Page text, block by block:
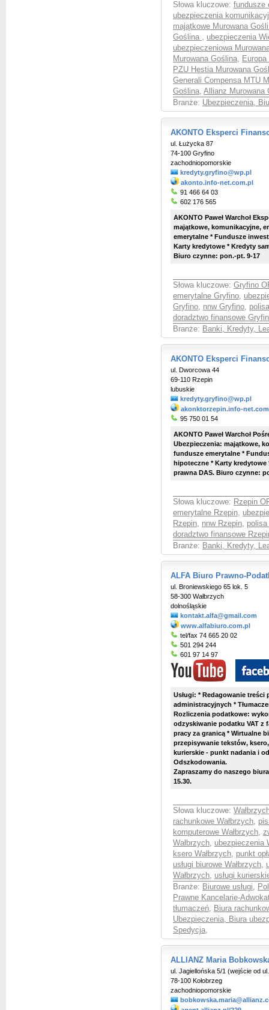
Słowa kluczowe: fundusze
ubezpieczenia
majątkowe Murowana
Goślina , ubezpieczenia
ubezpieczeniowa
Murowana Goślina,
PZU Hestia Murowana
Generali Compensa MTU
Goślina, Allianz Murowana
Branże: Ubezpieczenia,
AKONTO Eksperci
ul. Łużycka 87
74-100 Gryfino
zachodniopomorskie
kredyty.gryfino@wp.pl
akonto.info-net.com.pl
91 466 64 03
602 176 565
AKONTO Paweł Warchoł
majątkowe, komunikacyjne,
emerytalne * Fundusze
Karty kredytowe * Kredyty
Biuro czynne: pon.-pt. 9-17
Słowa kluczowe: Gryfino
emerytalne Gryfino,
Gryfino, nnw Gryfino,
doradztwo finansowe
Branże: Banki, Kredyty,
AKONTO Eksperci
ul. Dworcowa 44
69-110 Rzepin
lubuskie
kredyty.gryfino@wp.pl
akonktorzepin.info-
95 750 01 54
AKONTO Paweł Warchoł
Ubezpieczenia: majątkowe,
fundusze emerytalne *
hipoteczne * Karty
prawna DAS. Biuro czynne:
Słowa kluczowe: Rzepin
emerytalne Rzepin,
Rzepin, nnw Rzepin,
doradztwo finansowe
Branże: Banki, Kredyty,
ALFA Biuro Prawno-
ul. Broniewskiego 65 lok. 5
58-300 Wałbrzych
dolnośląskie
kontakt.alfa@gmail.com
www.alfabiuro.com.pl
tel/fax 74 665 20 02
501 294 244
601 97 14 97
Usługi: * Redagowanie treści
administracyjnych *
Rozliczenia podatkowe:
odzyskiwanie podatku VAT z
pracy za granicą * Wirtualne
przepisywanie tekstów,
kurierskie - punkt nadania i
Odszkodowania.
Zapraszamy do naszego
15.30.
Słowa kluczowe:
rachunkowe Wałbrzych,
komputerowe Wałbrzych,
Wałbrzych, ubezpieczenia
ksero Wałbrzych, punkt
usługi biurowe Wałbrzych,
Wałbrzych, usługi
Branże: Biurowe usługi,
Prawne Kancelarie-
tłumaczeń, Biura
Ubezpieczenia, Biura
Spedycja,
ALLIANZ Maria
ul. Jagiellońska 5/1 (wejście od
78-100 Kołobrzeg
zachodniopomorskie